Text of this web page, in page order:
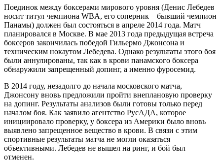
Поединок между боксерами мирового уровня (Денис Лебедев
носит титул чемпиона WBA, его соперник – бывший чемпион
Панамы) должен был состояться в апреле 2014 года. Матч
планировался в Москве. В мае 2013 года предыдущая встреча
боксеров закончилась победой Гильермо Джонсона и
техническим нокаутом Лебедева. Однако результаты этого боя
были аннулированы, так как в крови панамского боксера
обнаружили запрещенный допинг, а именно фуросемид.
В 2014 году, незадолго до начала московского матча,
Джонсону вновь предложили пройти внеплановую проверку
на допинг. Результаты анализов были готовы только перед
началом боя. Как заявило агентство РусАДА, которое
инициировало проверку, у боксера из Америки было вновь
выявлено запрещенное вещество в крови. В связи с этим
спортивные результаты матча не могли оказаться
объективными. Лебедев не вышел на ринг, и бой был
отменен.